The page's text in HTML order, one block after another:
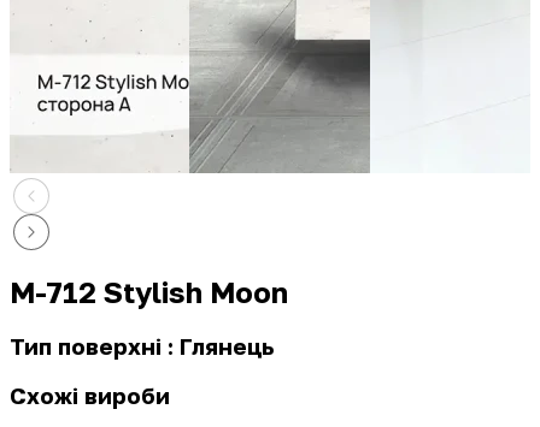
M-712 Stylish Moon
Тип поверхні : Глянець
Схожі вироби